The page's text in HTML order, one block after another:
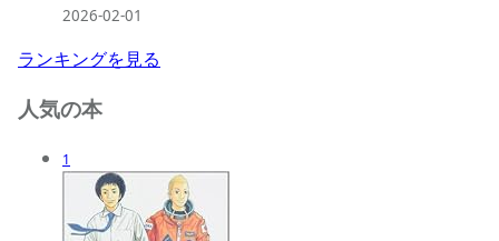
2026-02-01
ランキングを見る
人気の本
1